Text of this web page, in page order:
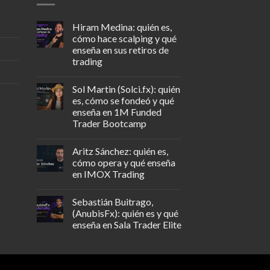
Hiram Medina: quién es,
cómo hace scalping y qué
enseña en sus retiros de
trading
Sol Martin (Solci.fx): quién
es, cómo se fondeó y qué
enseña en 1M Funded
Trader Bootcamp
Aritz Sánchez: quién es,
cómo opera y qué enseña
en IMOX Trading
Sebastián Buitrago,
(AnubisFx): quién es y qué
enseña en Sala Trader Elite